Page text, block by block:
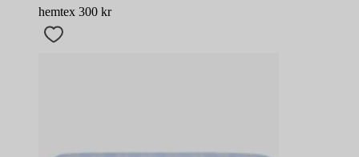
hemtex 300 kr